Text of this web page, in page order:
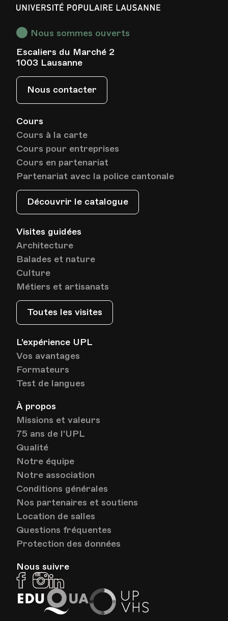
Cours
Cours à la carte
Cours pour entreprises
Cours en partenariat
Partenariat avec la police cantonale
Découvrir le catalogue
Visites guidées
Architecture
Balades et nature
Culture
Métiers et artisanats
Toutes les visites
L'expérience UPL
Vos avantages
Formateurs
Test de langues
À propos
Missions et valeurs
75 ans de l'UPL
Qualité
Notre équipe
Notre association
Conditions générales
Nos partenaires et soutiens
Location de salles
Questions fréquentes
Protection des données
Nous sommes ouverts
Escaliers du Marché 2
1003 Lausanne
Nous contacter
Nous suivre
FacebookInstagram
EduQua